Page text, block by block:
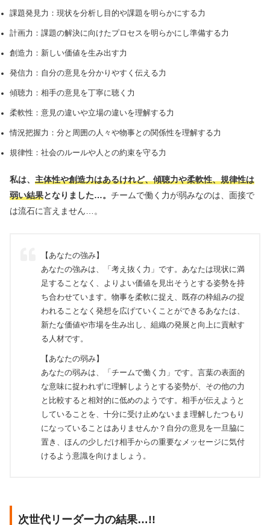
課題発見力：現状を分析し目的や課題を明らかにする力
計画力：課題の解決に向けたプロセスを明らかにし準備する力
創造力：新しい価値を⽣み出す力
発信力：⾃分の意⾒を分かりやすく伝える力
傾聴力：相⼿の意⾒を丁寧に聴く力
柔軟性：意⾒の違いや⽴場の違いを理解する力
情況把握力：分と周囲の⼈々や物事との関係性を理解する力
規律性：社会のルールや⼈との約束を守る力
私は、 主体性や創造力はあるけれど、傾聴力や柔軟性、規律性は
弱い結果となりました…。 チームで働く力が弱みなのは、面接で
は流石に言えません…。
【あなたの強み】
あなたの強みは、「考え抜く力」です。あなたは現状に満
足することなく、よりよい価値を見出そうとする姿勢を持
ち合わせています。物事を柔軟に捉え、既存の枠組みの捉
われることなく発想を広げていくことができるあなたは、
新たな価値や市場を生み出し、組織の発展と向上に貢献す
る人材です。
【あなたの弱み】
あなたの弱みは、「チームで働く力」です。言葉の表面的
な意味に捉われずに理解しようとする姿勢が、その他の力
と比較すると相対的に低めのようです。相手が伝えようと
していることを、十分に受け止めないまま理解したつもり
になっていることはありませんか？自分の意見を一旦脇に
置き、ほんの少しだけ相手からの重要なメッセージに気付
けるよう意識を向けましょう。
次世代リーダー力の結果…!!